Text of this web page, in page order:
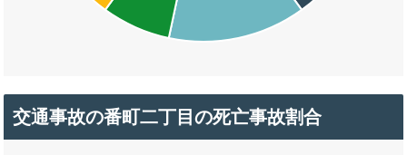
交通事故の番町二丁目の死亡事故割合